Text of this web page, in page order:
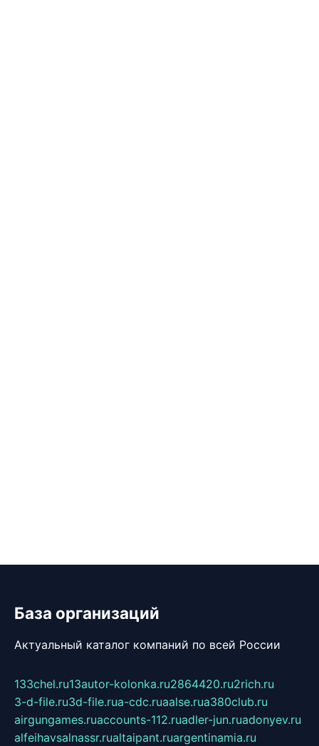
База организаций
Актуальный каталог компаний по всей России
133chel.ru13autor-kolonka.ru2864420.ru2rich.ru
3-d-file.ru3d-file.rua-cdc.ruaalse.rua380club.ru
airgungames.ruaccounts-112.ruadler-jun.ruadonyev.ru
alfeihavsalnassr.rualtaipant.ruargentinamia.ru